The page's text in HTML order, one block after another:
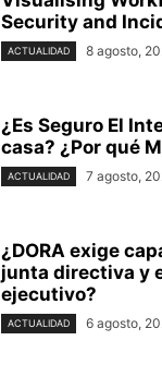
Security and
ACTUALIDAD 8 agosto,
¿Es Seguro El
casa? ⁢¿Por qué
ACTUALIDAD 7 agosto,
¿DORA exige
junta directiva y
ejecutivo?
ACTUALIDAD 6 agosto,